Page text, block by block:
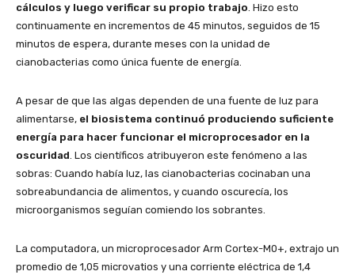
cálculos y luego verificar su propio trabajo . Hizo esto
continuamente en incrementos de 45 minutos, seguidos de 15
minutos de espera, durante meses con la unidad de
cianobacterias como única fuente de energía.
A pesar de que las algas dependen de una fuente de luz para
alimentarse, el biosistema continuó produciendo suficiente
energía para hacer funcionar el microprocesador en la
oscuridad . Los científicos atribuyeron este fenómeno a las
sobras: Cuando había luz, las cianobacterias cocinaban una
sobreabundancia de alimentos, y cuando oscurecía, los
microorganismos seguían comiendo los sobrantes.
La computadora, un microprocesador Arm Cortex-M0+, extrajo un
promedio de 1,05 microvatios y una corriente eléctrica de 1,4